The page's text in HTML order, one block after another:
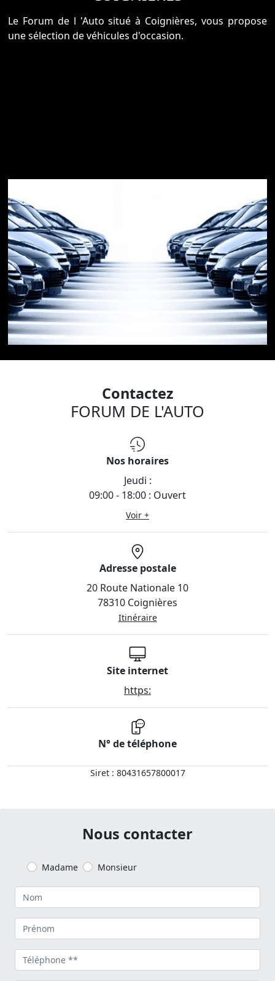
Le Forum de l 'Auto situé à Coignières, vous propose
une sélection de véhicules d'occasion.
Contactez
FORUM DE L'AUTO
Nos horaires
Jeudi :
09:00 - 18:00 : Ouvert
Voir +
Adresse postale
20 Route Nationale 10
78310 Coignières
Itinéraire
Site internet
https:
N° de téléphone
Siret : 80431657800017
Nous contacter
Madame Monsieur